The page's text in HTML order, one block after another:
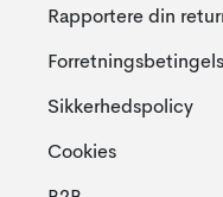
Rapportere din
Sikkerhedspolicy
Cookies